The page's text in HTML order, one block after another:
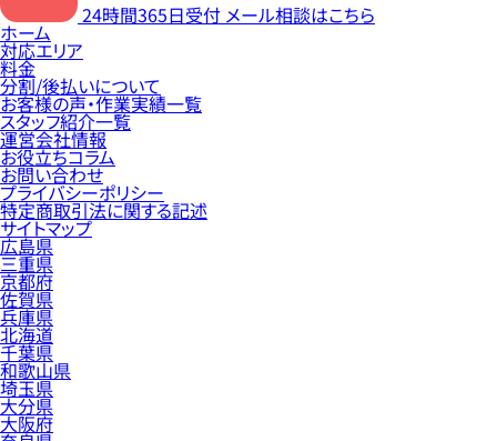
24時間365日受付 メール相談はこちら
ホーム
対応エリア
料金
分割/後払いについて
お客様の声・作業実績一覧
スタッフ紹介一覧
運営会社情報
お役立ちコラム
お問い合わせ
プライバシーポリシー
特定商取引法に関する記述
サイトマップ
広島県
三重県
京都府
佐賀県
兵庫県
北海道
千葉県
和歌山県
埼玉県
大分県
大阪府